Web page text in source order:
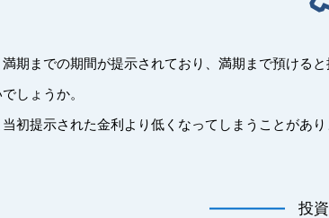
期までの期間が提示されており、満期まで預ける
しょうか。
初提示された金利より低くなってしまうことがあり
投